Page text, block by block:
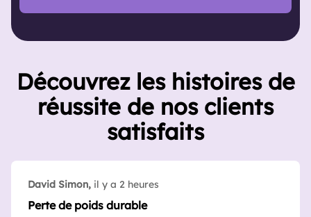
Découvrez les histoires de
réussite de nos clients
satisfaits
David Simon, il y a 2 heures
Perte de poids durable